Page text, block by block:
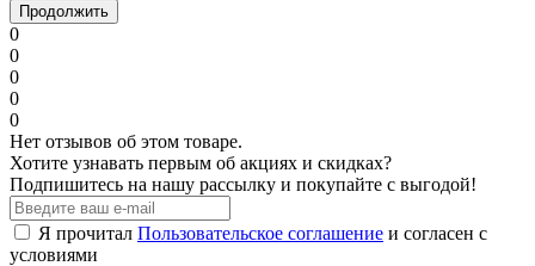
Продолжить
0
0
0
0
0
Нет отзывов об этом товаре.
Хотите узнавать первым об акциях и скидках?
Подпишитесь на нашу рассылку и покупайте с выгодой!
Я прочитал Пользовательское соглашение и согласен с
условиями